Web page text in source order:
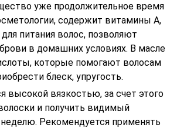
уже продолжительное время
содержит витамины А,
питания волос, позволяют
в домашних условиях. В масле
которые помогают волосам
блеск, упругость.
высокой вязкостью, за счет этого
и получить видимый
неделю. Рекомендуется применять